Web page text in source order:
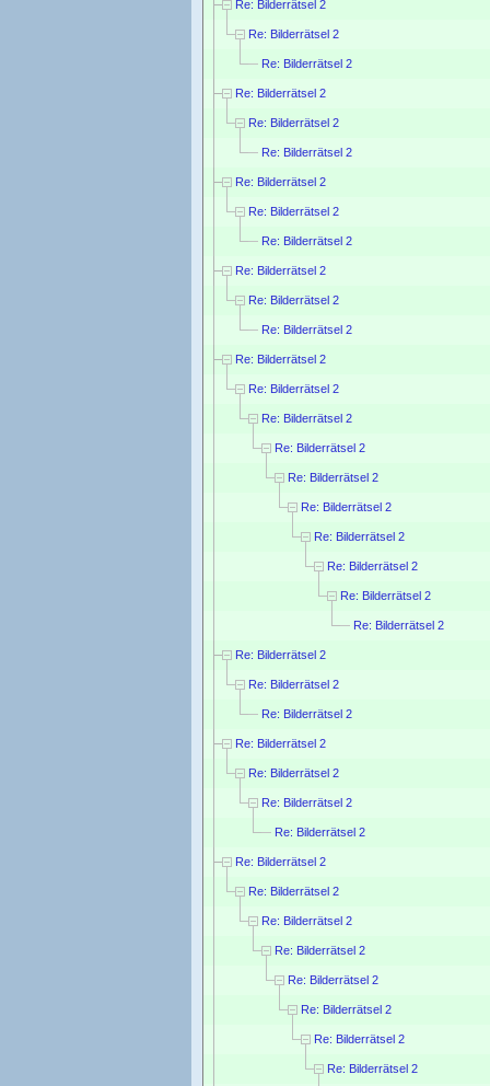
Re: Bilderrätsel 2
Re: Bilderrätsel 2
Re: Bilderrätsel 2
Re: Bilderrätsel 2
Re: Bilderrätsel 2
Re: Bilderrätsel 2
Re: Bilderrätsel 2
Re: Bilderrätsel 2
Re: Bilderrätsel 2
Re: Bilderrätsel 2
Re: Bilderrätsel 2
Re: Bilderrätsel 2
Re: Bilderrätsel 2
Re: Bilderrätsel 2
Re: Bilderrätsel 2
Re: Bilderrätsel 2
Re: Bilderrätsel 2
Re: Bilderrätsel 2
Re: Bilderrätsel 2
Re: Bilderrätsel 2
Re: Bilderrätsel 2
Re: Bilderrätsel 2
Re: Bilderrätsel 2
Re: Bilderrätsel 2
Re: Bilderrätsel 2
Re: Bilderrätsel 2
Re: Bilderrätsel 2
Re: Bilderrätsel 2
Re: Bilderrätsel 2
Re: Bilderrätsel 2
Re: Bilderrätsel 2
Re: Bilderrätsel 2
Re: Bilderrätsel 2
Re: Bilderrätsel 2
Re: Bilderrätsel 2
Re: Bilderrätsel 2
Re: Bilderrätsel 2